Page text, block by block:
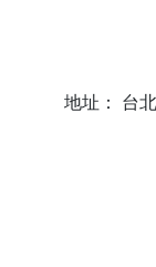
地址： 台